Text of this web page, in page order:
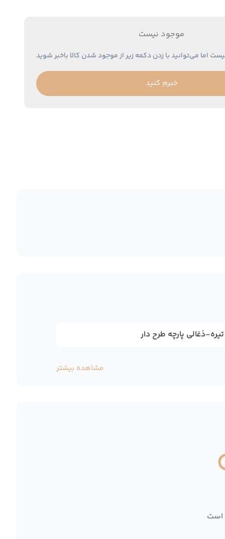
موجود نیست
اما می‌توانید با زدن دکمه زیر از موجود شدن کالا باخبر شوید
خبرم کنید
ذغالی پارچه طرح دار
مشاهده بیشتر
است